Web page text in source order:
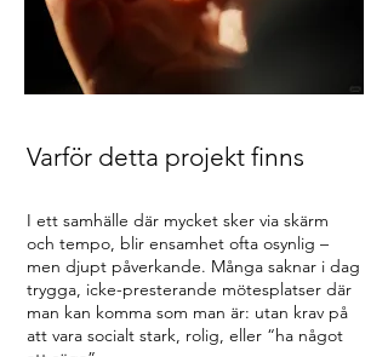
Varför detta projekt finns
I ett samhälle där mycket sker via skärm
och tempo, blir ensamhet ofta osynlig –
men djupt påverkande. Många saknar i dag
trygga, icke-presterande mötesplatser där
man kan komma som man är: utan krav på
att vara socialt stark, rolig, eller “ha något